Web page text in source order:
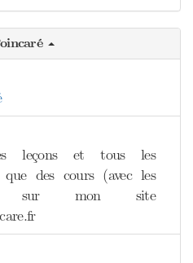
leçons et tous les
que des cours (avec les
sur mon site